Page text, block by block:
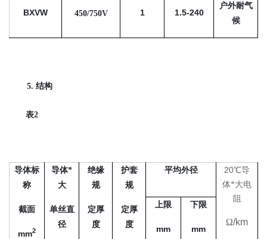
BXVW 450/750V 1 1.5-240
户外耐气
候
5. 结构
表2
导体标
称
截面
mm2
导体*
大
单丝直
径
绝缘
规
定厚
度
护套
规
定厚
度
平均外径 20℃导
体*大电
阻
Ω/km
上限
mm
下限
mm